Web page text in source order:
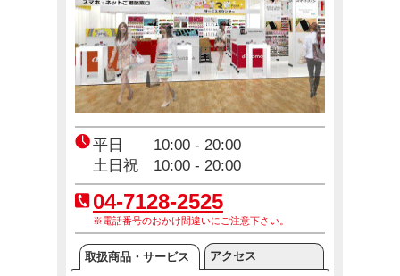
エアコン2027年問題！
12月23日(火)～12月31日(木)
平日 10:00 - 20:00
土日祝 10:00 - 20:00
04-7128-2525
※電話番号のおかけ間違いにご注意下さい。
取扱商品・サービス アクセス